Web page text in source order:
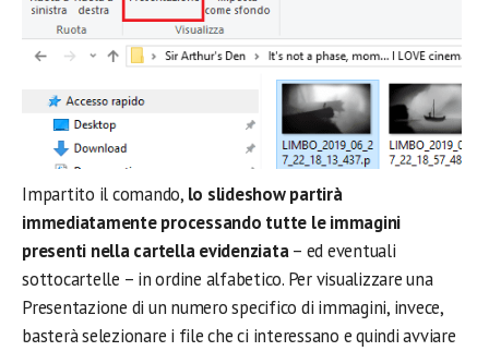
Impartito il comando, lo slideshow partirà
immediatamente processando tutte le immagini
presenti nella cartella evidenziata– ed eventuali
sottocartelle – in ordine alfabetico. Per visualizzare una
Presentazione di un numero specifico di immagini, invece,
basterà selezionare i file che ci interessano e quindi avviare